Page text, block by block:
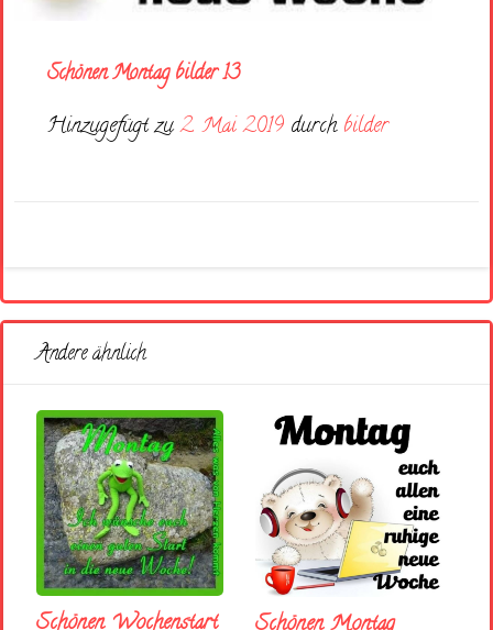
Schönen Montag bilder 13
Hinzugefügt zu2. Mai 2019 durch bilder
Andere ähnlich